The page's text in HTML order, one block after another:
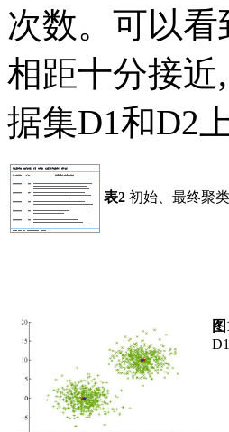
次数。可以
相距十分接
据集D1和D2
表2 初始、最终聚
图